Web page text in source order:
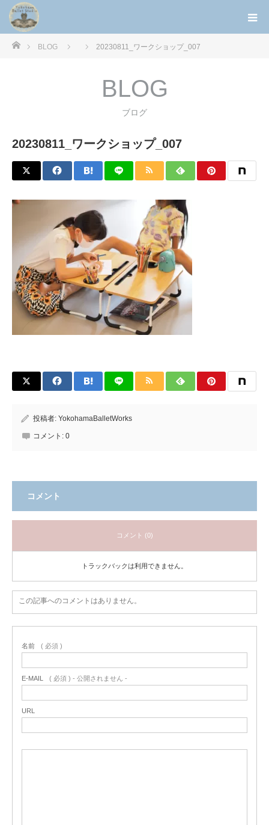
ホームBLOG 20230811_ワークショップ_007
BLOG
ブログ
20230811_ワークショップ_007
投稿者: YokohamaBalletWorks
コメント: 0
コメント
コメント (0)
トラックバックは利用できません。
この記事へのコメントはありません。
名前 ( 必須 )
E-MAIL ( 必須 ) - 公開されません -
URL